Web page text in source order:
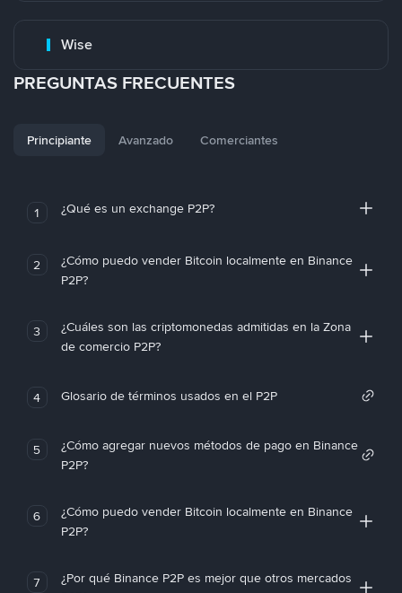
Wise
PREGUNTAS FRECUENTES
Principiante Avanzado Comerciantes
1 ¿Qué es un exchange P2P?
2
¿Cómo puedo vender Bitcoin localmente en Binance
P2P?
3
¿Cuáles son las criptomonedas admitidas en la Zona
de comercio P2P?
4 Glosario de términos usados en el P2P
5
¿Cómo agregar nuevos métodos de pago en Binance
P2P?
6
¿Cómo puedo vender Bitcoin localmente en Binance
P2P?
7
¿Por qué Binance P2P es mejor que otros mercados